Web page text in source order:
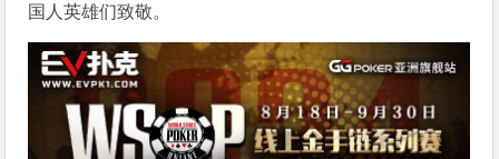
国人英雄们致敬。